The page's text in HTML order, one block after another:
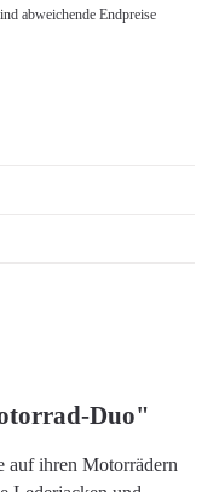
abweichende Endpreise
Duo"
auf ihren Motorrädern